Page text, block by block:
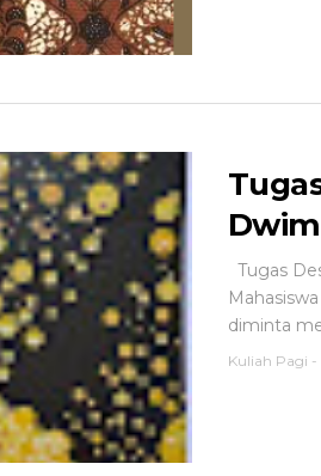
Tugas
diminta
Kuliah Pagi -